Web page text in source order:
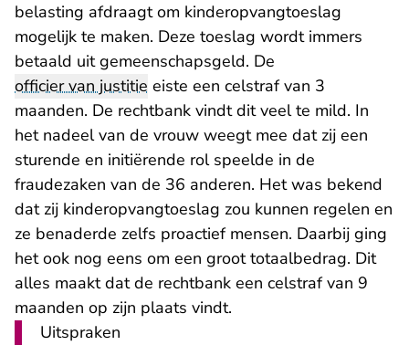
belasting afdraagt om kinderopvangtoeslag
mogelijk te maken. Deze toeslag wordt immers
betaald uit gemeenschapsgeld. De
officier van justitie eiste een celstraf van 3
maanden. De rechtbank vindt dit veel te mild. In
het nadeel van de vrouw weegt mee dat zij een
sturende en initiërende rol speelde in de
fraudezaken van de 36 anderen. Het was bekend
dat zij kinderopvangtoeslag zou kunnen regelen en
ze benaderde zelfs proactief mensen. Daarbij ging
het ook nog eens om een groot totaalbedrag. Dit
alles maakt dat de rechtbank een celstraf van 9
maanden op zijn plaats vindt.
Uitspraken